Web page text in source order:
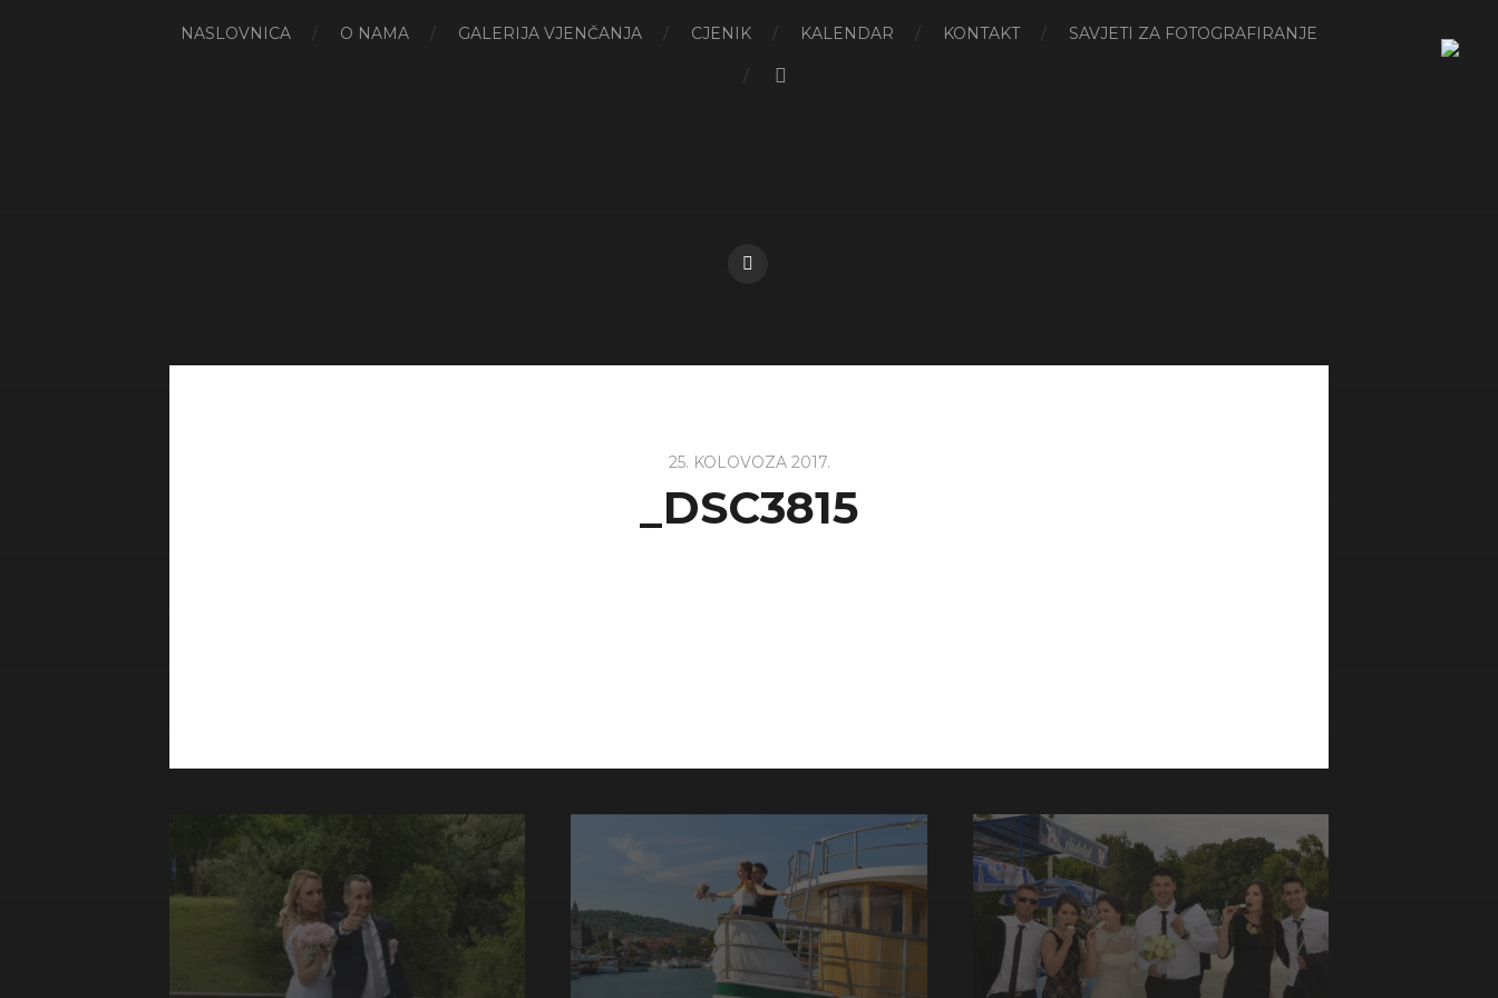
NASLOVNICA O NAMA GALERIJA VJENČANJA CJENIK KALENDAR KONTAKT SAVJETI ZA FOTOGRAFIRANJE
25. KOLOVOZA 2017.
_DSC3815